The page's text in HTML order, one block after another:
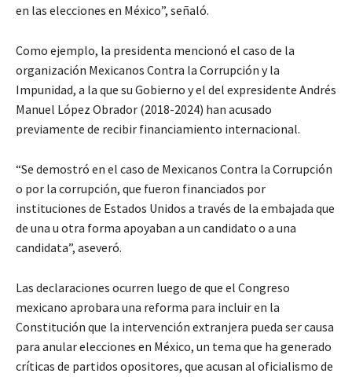
en las elecciones en México”, señaló.
Como ejemplo, la presidenta mencionó el caso de la
organización Mexicanos Contra la Corrupción y la
Impunidad, a la que su Gobierno y el del expresidente Andrés
Manuel López Obrador (2018-2024) han acusado
previamente de recibir financiamiento internacional.
“Se demostró en el caso de Mexicanos Contra la Corrupción
o por la corrupción, que fueron financiados por
instituciones de Estados Unidos a través de la embajada que
de una u otra forma apoyaban a un candidato o a una
candidata”, aseveró.
Las declaraciones ocurren luego de que el Congreso
mexicano aprobara una reforma para incluir en la
Constitución que la intervención extranjera pueda ser causa
para anular elecciones en México, un tema que ha generado
críticas de partidos opositores, que acusan al oficialismo de